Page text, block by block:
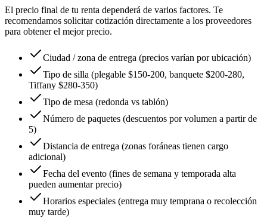
El precio final de tu renta dependerá de varios factores. Te
recomendamos solicitar cotización directamente a los proveedores
para obtener el mejor precio.
Ciudad / zona de entrega (precios varían por ubicación)
Tipo de silla (plegable $150-200, banquete $200-280,
Tiffany $280-350)
Tipo de mesa (redonda vs tablón)
Número de paquetes (descuentos por volumen a partir de
5)
Distancia de entrega (zonas foráneas tienen cargo
adicional)
Fecha del evento (fines de semana y temporada alta
pueden aumentar precio)
Horarios especiales (entrega muy temprana o recolección
muy tarde)